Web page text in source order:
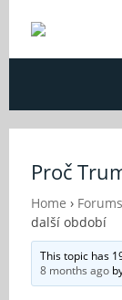
Proč
Home › Forums
další období
This topic has
8 months ago